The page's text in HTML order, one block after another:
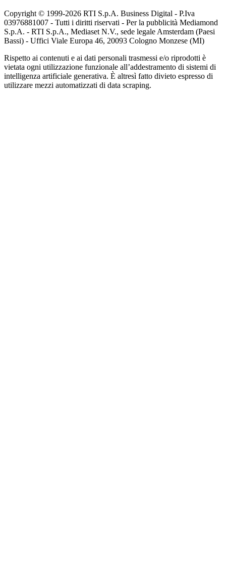
Copyright © 1999-2026 RTI S.p.A. Business Digital - P.Iva
03976881007 - Tutti i diritti riservati - Per la pubblicità Mediamond
S.p.A. - RTI S.p.A., Mediaset N.V., sede legale Amsterdam (Paesi
Bassi) - Uffici Viale Europa 46, 20093 Cologno Monzese (MI)
Rispetto ai contenuti e ai dati personali trasmessi e/o riprodotti è
vietata ogni utilizzazione funzionale all’addestramento di sistemi di
intelligenza artificiale generativa. È altresì fatto divieto espresso di
utilizzare mezzi automatizzati di data scraping.